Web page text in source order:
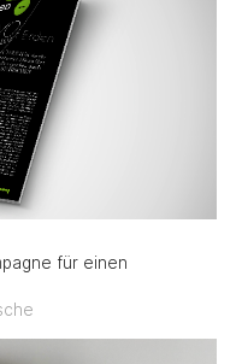
für einen